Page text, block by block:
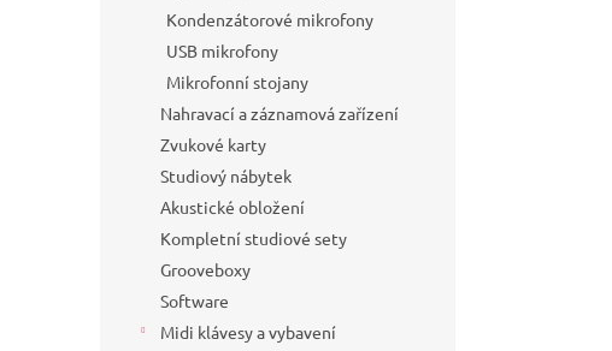
Kondenzátorové mikrofony
USB mikrofony
Mikrofonní stojany
Nahravací a záznamová zařízení
Zvukové karty
Studiový nábytek
Akustické obložení
Kompletní studiové sety
Grooveboxy
Software
Midi klávesy a vybavení